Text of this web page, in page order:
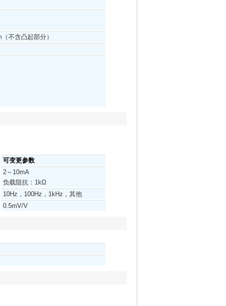
不含凸起部分）
可变更参数
2～10mA
负载阻抗：1kΩ
10Hz，100Hz，1kHz，其他
0.5mV/V